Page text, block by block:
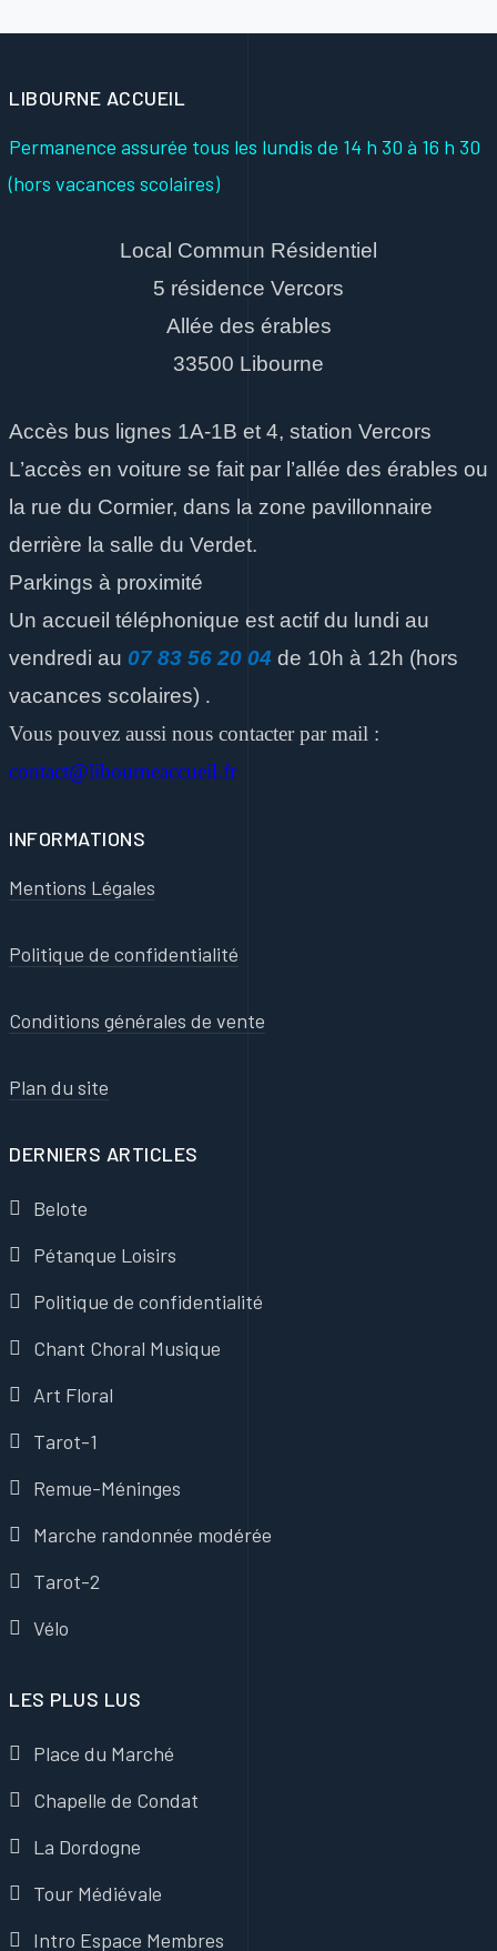
LIBOURNE ACCUEIL
Permanence assurée tous les lundis de 14 h 30 à 16 h 30
(hors vacances scolaires)
Local Commun Résidentiel
5 résidence Vercors
Allée des érables
33500 Libourne
Accès bus lignes 1A-1B et 4, station Vercors
L’accès en voiture se fait par l’allée des érables ou
la rue du Cormier, dans la zone pavillonnaire
derrière la salle du Verdet.
Parkings à proximité
Un accueil téléphonique est actif du lundi au
vendredi au 07 83 56 20 04 de 10h à 12h (hors
vacances scolaires) .
Vous pouvez aussi nous contacter par mail :
contact@libourneaccueil.fr
INFORMATIONS
Mentions Légales
Politique de confidentialité
Conditions générales de vente
Plan du site
DERNIERS ARTICLES
Belote
Pétanque Loisirs
Politique de confidentialité
Chant Choral Musique
Art Floral
Tarot-1
Remue-Méninges
Marche randonnée modérée
Tarot-2
Vélo
LES PLUS LUS
Place du Marché
Chapelle de Condat
La Dordogne
Tour Médiévale
Intro Espace Membres